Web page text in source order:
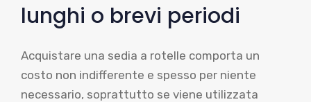
lunghi o brevi periodi
Acquistare una sedia a rotelle comporta un
costo non indifferente e spesso per niente
necessario, soprattutto se viene utilizzata